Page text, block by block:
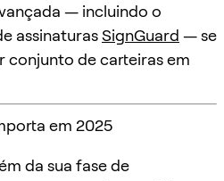
— incluindo o
assinaturasSignGuard — se
conjunto de carteiras em
em 2025
da sua fase de